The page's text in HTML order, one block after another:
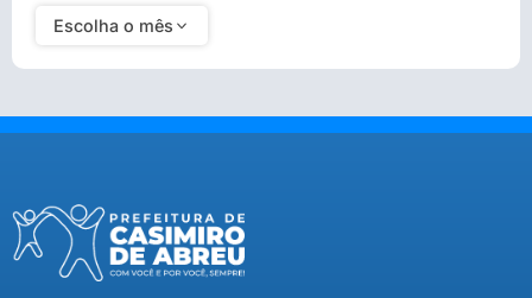
Escolha o mês